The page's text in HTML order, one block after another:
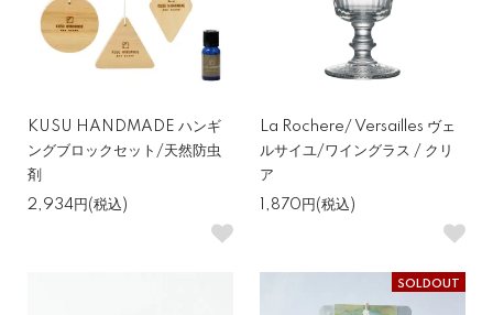
KUSU HANDMADE ハンギ
ングブロックセット/天然防虫
剤
2,934円(税込)
La Rochere/ Versailles ヴェ
ルサイユ/ワイングラス / クリ
ア
1,870円(税込)
SOLDOUT